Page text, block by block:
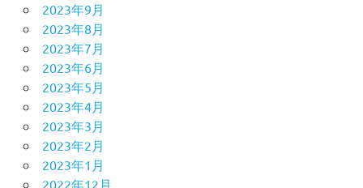
2023年9月
2023年8月
2023年7月
2023年6月
2023年5月
2023年4月
2023年3月
2023年2月
2023年1月
2022年12月